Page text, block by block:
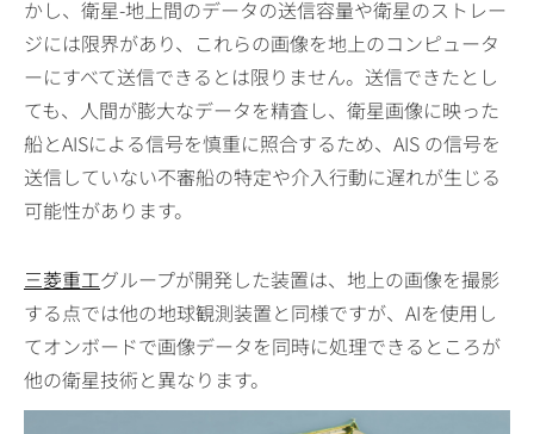
かし、衛星-地上間のデータの送信容量や衛星のストレー
ジには限界があり、これらの画像を地上のコンピュータ
ーにすべて送信できるとは限りません。送信できたとし
ても、人間が膨大なデータを精査し、衛星画像に映った
船とAISによる信号を慎重に照合するため、AIS の信号を
送信していない不審船の特定や介入行動に遅れが生じる
可能性があります。
三菱重工グループが開発した装置は、地上の画像を撮影
する点では他の地球観測装置と同様ですが、AIを使用し
てオンボードで画像データを同時に処理できるところが
他の衛星技術と異なります。